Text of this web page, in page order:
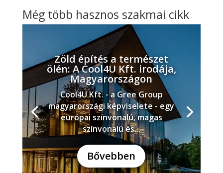
Még több hasznos szakmai cikk
Zöld építés a természet
ölén: A Cool4U Kft. irodája,
Magyarországon
Cool4U Kft. - a Gree Group
magyarországi képviselete - egy
európai színvonalú, magas
színvonalú és...
Bővebben